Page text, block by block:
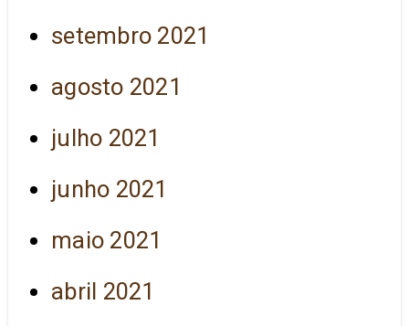
setembro 2021
agosto 2021
julho 2021
junho 2021
maio 2021
abril 2021